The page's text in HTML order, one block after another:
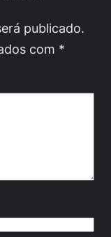
publicado.
com *